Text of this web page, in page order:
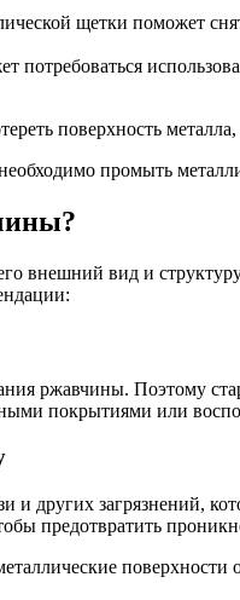
щетки поможет
потребоваться
поверхность
промыть
внешний вид и
ржавчины. Поэтому
покрытиями или
и других загрязнений,
предотвратить